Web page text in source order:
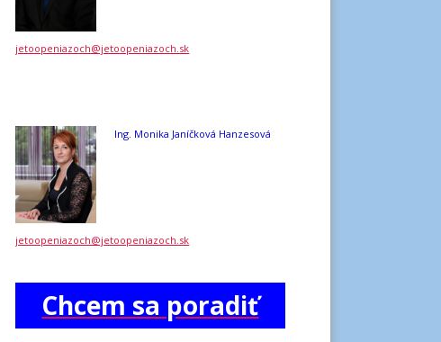
jetoopeniazoch@jetoopeniazoch.sk
Ing. Monika Janíčková Hanzesová
jetoopeniazoch@jetoopeniazoch.sk
Chcem sa poradiť